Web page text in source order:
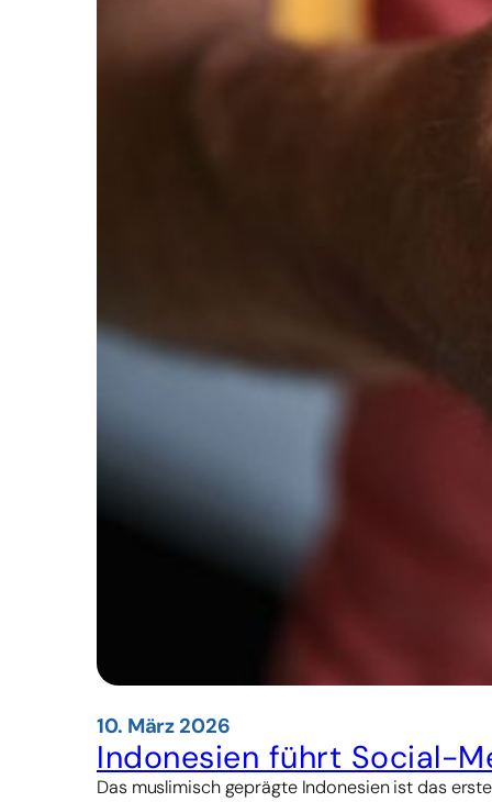
10. März 2026
Indonesien führt Social-
Das muslimisch geprägte Indonesien ist das